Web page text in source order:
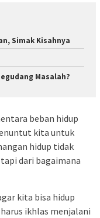
Simak Kisahnya
Masalah?
beban hidup
kita untuk
hidup tidak
dari bagaimana
kita bisa hidup
ikhlas menjalani